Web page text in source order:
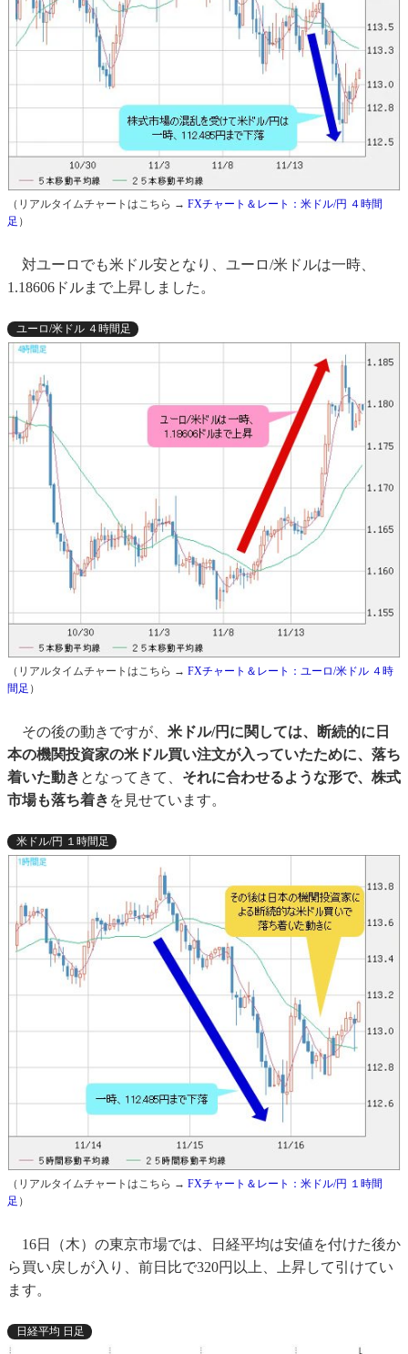
（リアルタイムチャートはこちら → FXチャート＆レート：米ドル/円 ４時間
足 ）
対ユーロでも米ドル安となり、ユーロ/米ドルは一時、
1.18606ドルまで上昇しました。
ユーロ/米ドル ４時間足
（リアルタイムチャートはこちら → FXチャート＆レート：ユーロ/米ドル ４時
間足 ）
その後の動きですが、 米ドル/円に関しては、断続的に日
本の機関投資家の米ドル買い注文が入っていたために、落ち
着いた動き となってきて、 それに合わせるような形で、株式
市場も落ち着き を見せています。
米ドル/円 １時間足
（リアルタイムチャートはこちら → FXチャート＆レート：米ドル/円 １時間
足 ）
16日（木）の東京市場では、日経平均は安値を付けた後か
ら買い戻しが入り、前日比で320円以上、上昇して引けてい
ます。
日経平均 日足